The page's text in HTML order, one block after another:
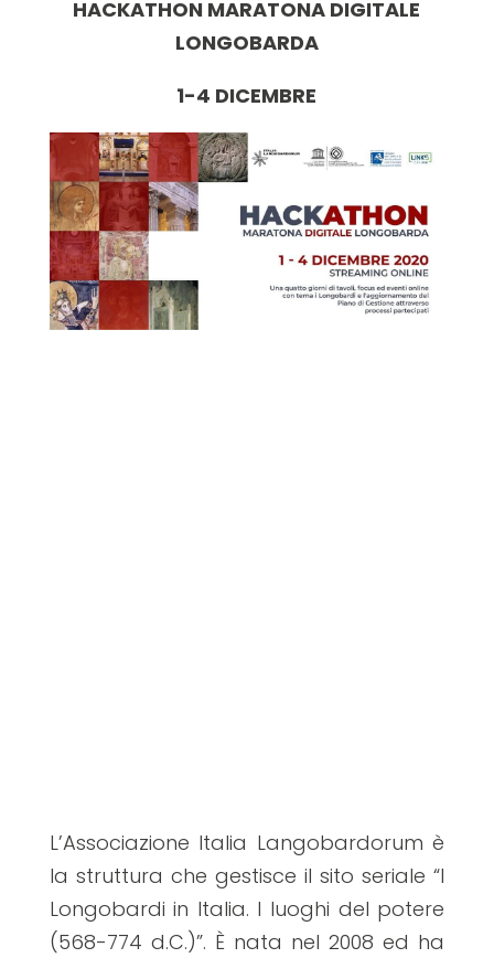
HACKATHON MARATONA DIGITALE
LONGOBARDA
1-4 DICEMBRE
L’Associazione Italia Langobardorum è
la struttura che gestisce il sito seriale “I
Longobardi in Italia. I luoghi del potere
(568-774 d.C.)”. È nata nel 2008 ed ha